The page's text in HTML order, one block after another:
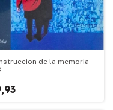
de la memoria